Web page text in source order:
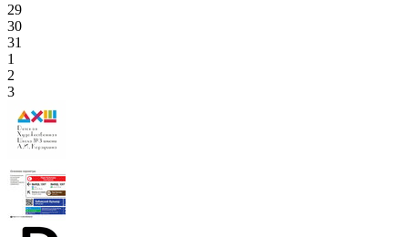
29
30
31
1
2
3